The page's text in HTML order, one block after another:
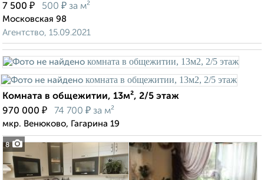
7 500 ₽ 500 ₽ за м²
Московская 98
Агентство, 15.09.2021
8
Комната в общежитии, 13м², 2/5 этаж
970 000 ₽ 74 700 ₽ за м²
мкр. Венюково, Гагарина 19